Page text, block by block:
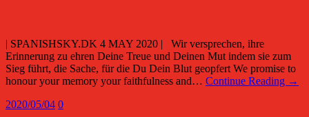
| SPANISHSKY.DK 4 MAY 2020 | Wir versprechen, ihre
Erinnerung zu ehren Deine Treue und Deinen Mut indem sie zum
Sieg führt, die Sache, für die Du Dein Blut geopfert We promise to
honour your memory your faithfulness and… Continue Reading →
2020/05/04 0